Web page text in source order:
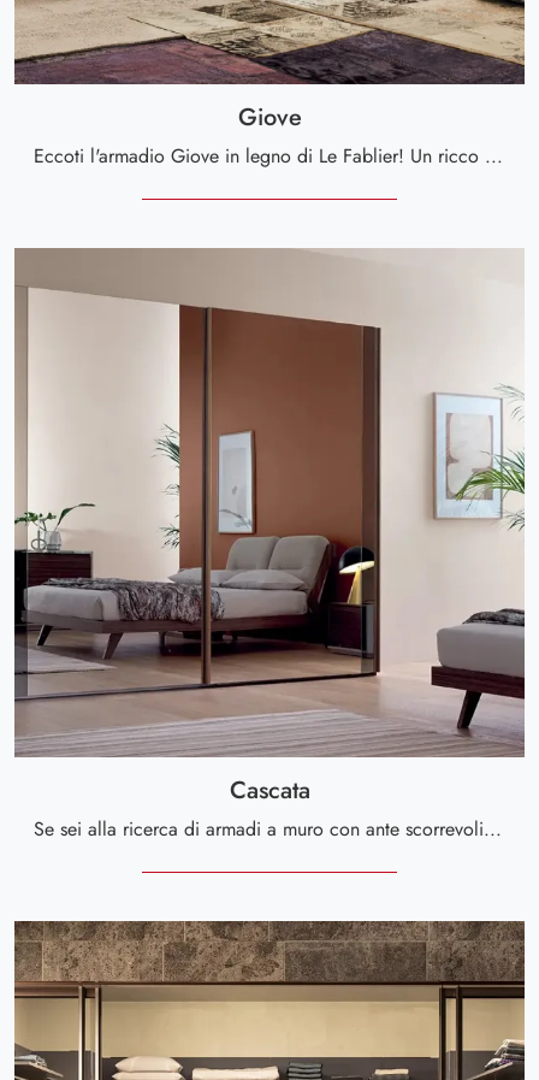
Giove
Eccoti l'armadio Giove in legno di Le Fablier! Un ricco catalogo di armadi a muro con ante scorrevoli.
Cascata
Se sei alla ricerca di armadi a muro con ante scorrevoli, clicca e scopri l'armadio Cascata di Le Fablier in vetro.